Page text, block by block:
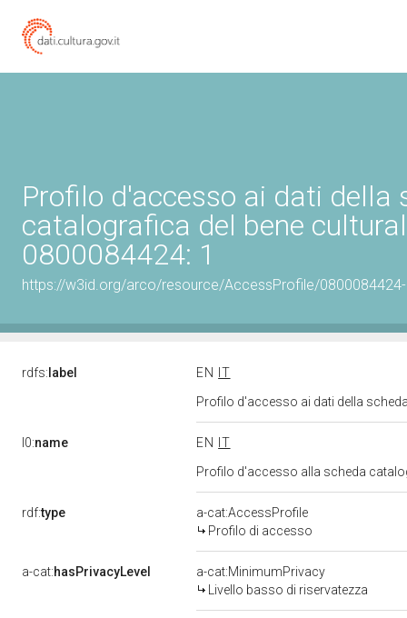
Profilo d'accesso ai dati della
catalografica del bene
0800084424: 1
https://w3id.org/arco/resource/AccessProfile/
rdfs: label EN
IT
Profilo d'accesso ai dati della
l0:name EN
IT
Profilo d'accesso alla scheda
rdf:type
a-cat:AccessProfile
Profilo di accesso
a-cat:hasPrivacyLevel
a-cat:MinimumPrivacy
Livello basso di riservatezza